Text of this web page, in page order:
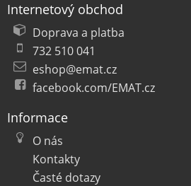
Internetový obchod
Doprava a platba
732 510 041
eshop@emat.cz
facebook.com/EMAT.cz
Informace
O nás
Kontakty
Časté dotazy